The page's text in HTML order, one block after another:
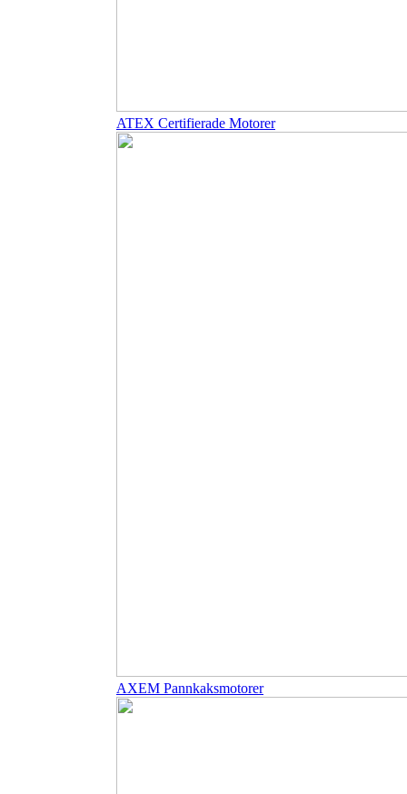
ATEX Certifierade Motorer
AXEM Pannkaksmotorer